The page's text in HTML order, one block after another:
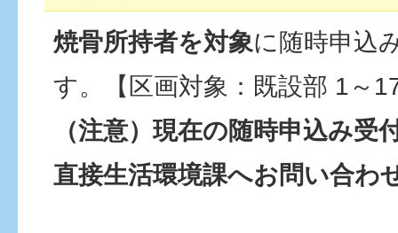
焼骨所持者を対象に随時申込
す。【区画対象：既設部 1～
（注意）現在の随時申込み受
直接生活環境課へお問い合わ